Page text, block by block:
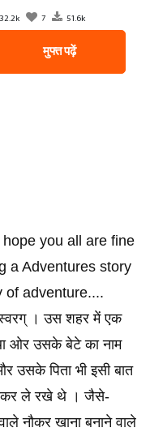
7 51.6k
मुफ्त पढ़ें
you all are fine
a Adventures story
of adventure....
। उस शहर में एक
ओर उसके बेटे का नाम
पिता भी इसी बात
ले रखे थे । जैसे-
नौकर खाना बनाने वाले